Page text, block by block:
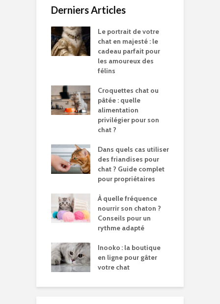
Derniers Articles
Le portrait de votre
chat en majesté : le
cadeau parfait pour
les amoureux des
félins
Croquettes chat ou
pâtée : quelle
alimentation
privilégier pour son
chat ?
Dans quels cas utiliser
des friandises pour
chat ? Guide complet
pour propriétaires
À quelle fréquence
nourrir son chaton ?
Conseils pour un
rythme adapté
Inooko : la boutique
en ligne pour gâter
votre chat